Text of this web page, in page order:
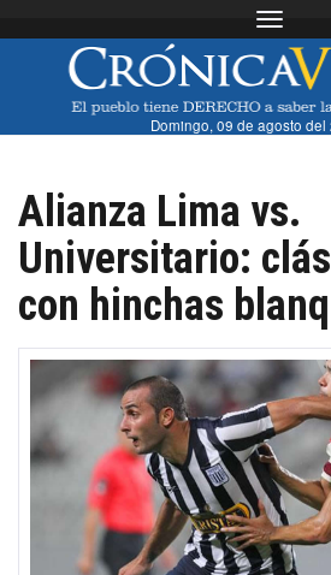
Toggle
Domingo, 09 de agosto del
Alianza Lima vs.
Universitario:
con hinchas